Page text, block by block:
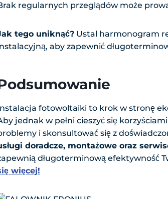
regularnych przeglądów może
tego uniknąć? Ustal harmonogram
aby zapewnić
fotowoltaiki to krok w stronę
jednak w pełni cieszyć się
i skonsultować się z
doradcze, montażowe oraz
długoterminową efektywność
więcej!